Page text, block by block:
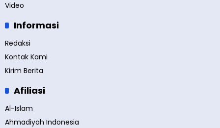
Video
Informasi
Redaksi
Kontak Kami
Kirim Berita
Afiliasi
Al-Islam
Ahmadiyah Indonesia